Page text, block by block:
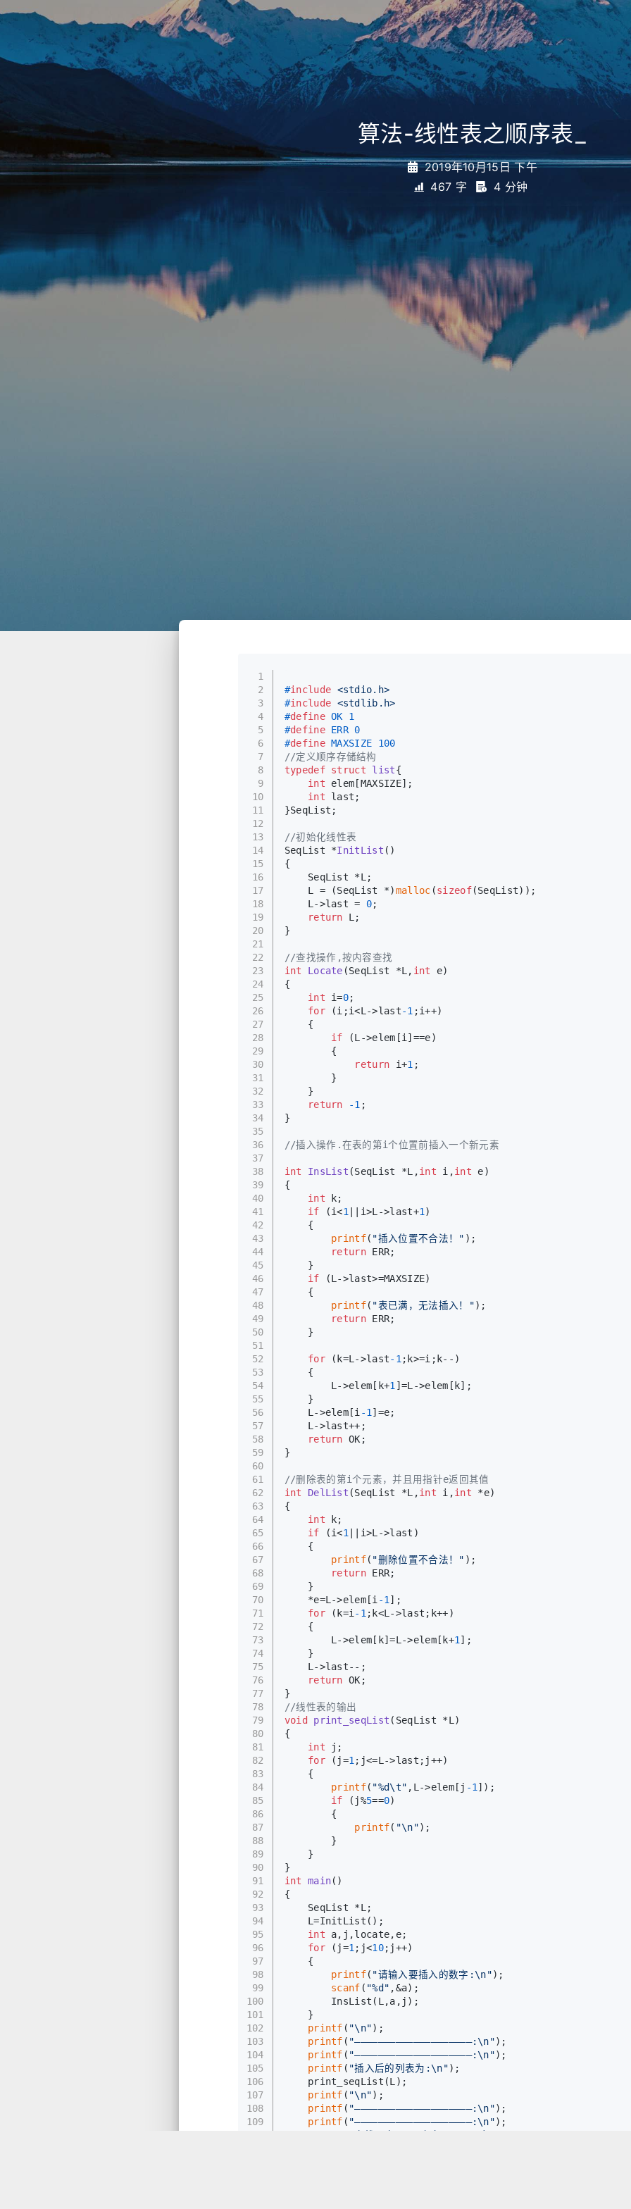
算法-线性表之顺序表
2019年10月15日 下午
467 字
4 分钟
1
2
3
4
5
6
7
8
9
10
11
12
13
14
15
16
17
18
19
20
21
22
23
24
25
26
27
28
29
30
31
32
33
34
35
36
37
38
39
40
41
42
43
44
45
46
47
48
49
50
51
52
53
54
55
56
57
58
59
60
61
62
63
64
65
66
67
68
69
70
71
72
73
74
75
76
77
78
79
80
81
82
83
84
85
86
87
88
89
90
91
92
93
94
95
96
97
98
99
100
101
102
103
104
105
106
107
108
109
#include <stdio.h>
#include <stdlib.h>
#define OK 1
#define ERR 0
#define MAXSIZE 100
//定义顺序存储结构
typedef struct list{
int elem[MAXSIZE];
int last;
}SeqList;
//初始化线性表
SeqList *InitList ()
{
    SeqList *L;
    L = (SeqList *)
malloc (sizeof(SeqList));
    L->last =
0;
return L;
}
//查找操作,按内容查找
int
Locate (SeqList *L, int
e)
{
int i=0;
for (i;i<L->last-1 ;i++)
    {
if (L->elem[i]==e)
        {
return i+1 ;
        }
    }
return
-1 ;
}
//插入操作.在表的第i个位置前插入一个新元素
int InsList (SeqList *L,int i,int e)
{
int k;
if (i<1 ||i>L->last+1 )
    {
printf( "插入位置不合法！" );
return ERR;
    }
if (L->last>=MAXSIZE)
    {
printf( "表已满，无法插入！");
return ERR;
    }
for (k=L->last-1 ;k>=i;k--)
    {
        L->elem[k+
1 ]=L->elem[k];
    }
    L->elem[i
-1 ]=e;
    L->last++;
return OK;
}
//删除表的第i个元素，并且用指针e返回其值
int
DelList (SeqList *L,int i,int *e)
{
int k;
if (i<1
||i>L->last)
    {
printf( "删除位置不合法！" );
return ERR;
    }
    *e=L->elem[i
-1 ];
for (k=i -1 ;k<L->last;k++)
    {
        L->elem[k]=L->elem[k+
1 ];
    }
    L->last--;
return OK;
}
//线性表的输出
void
print_seqList (SeqList *L)
{
int j;
for (j=1 ;j<=L->last;j++)
    {
printf( "%d\t" ,L->elem[j -1 ]);
if (j%5==0)
        {
printf( "\n");
        }
    }
}
int
main()
{
    SeqList *L;
    L=InitList();
int a,j,locate,e;
for (j=1 ;j<10;j++)
    {
printf( "请输入要插入的数字:\n");
scanf ( "%d" ,&a);
        InsList(L,a,j);
    }
printf ( "\n");
printf ( "————————————————————:\n");
printf ( "————————————————————:\n");
printf ( "插入后的列表为:\n");
    print_seqList(L);
printf ( "\n");
printf ( "————————————————————:\n");
printf ( "————————————————————:\n");